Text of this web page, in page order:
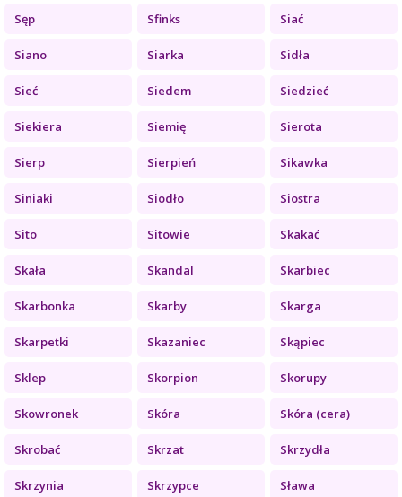
Sęp Sfinks Siać
Siano Siarka Sidła
Sieć Siedem Siedzieć
Siekiera Siemię Sierota
Sierp Sierpień Sikawka
Siniaki Siodło Siostra
Sito Sitowie Skakać
Skała Skandal Skarbiec
Skarbonka Skarby Skarga
Skarpetki Skazaniec Skąpiec
Sklep Skorpion Skorupy
Skowronek Skóra Skóra (cera)
Skrobać Skrzat Skrzydła
Skrzynia Skrzypce Sława